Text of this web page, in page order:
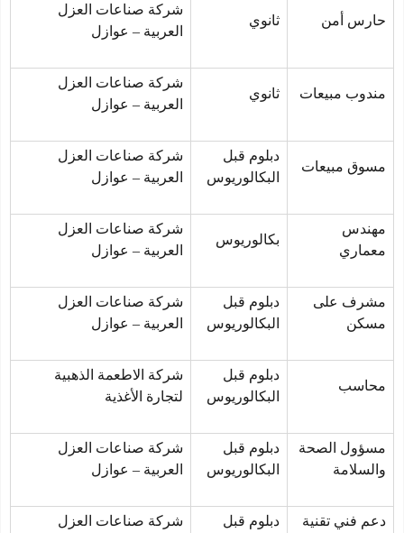
حارس أمن ثانوي
شركة صناعات العزل
العربية – عوازل
مندوب مبيعات ثانوي
شركة صناعات العزل
العربية – عوازل
مسوق مبيعات
دبلوم قبل
البكالوريوس
شركة صناعات العزل
العربية – عوازل
مهندس
معماري
بكالوريوس
شركة صناعات العزل
العربية – عوازل
‏مشرف على
مسكن
دبلوم قبل
البكالوريوس
شركة صناعات العزل
العربية – عوازل
محاسب
دبلوم قبل
البكالوريوس
شركة الاطعمة الذهبية
لتجارة الأغذية
مسؤول الصحة
والسلامة
دبلوم قبل
البكالوريوس
شركة صناعات العزل
العربية – عوازل
دعم فني تقنية
دبلوم قبل
شركة صناعات العزل